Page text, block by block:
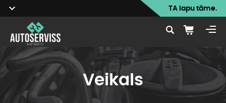
TA lapu tāme.
Veikals